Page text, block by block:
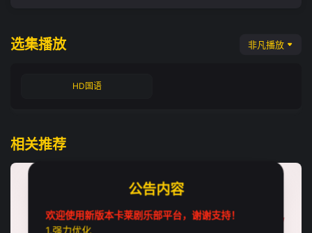
选集播放 非凡播放
HD国语
相关推荐
公告内容
欢迎使用新版本卡莱剧乐部平台，谢谢支持！
1.强力优化